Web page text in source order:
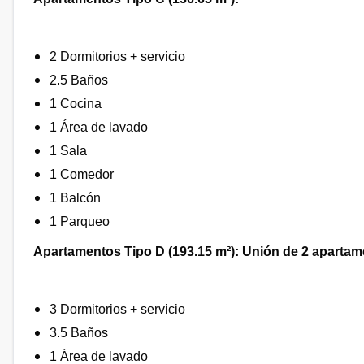
2 Dormitorios + servicio
2.5 Baños
1 Cocina
1 Área de lavado
1 Sala
1 Comedor
1 Balcón
1 Parqueo
Apartamentos Tipo D (193.15 m²): Unión de 2
3 Dormitorios + servicio
3.5 Baños
1 Área de lavado